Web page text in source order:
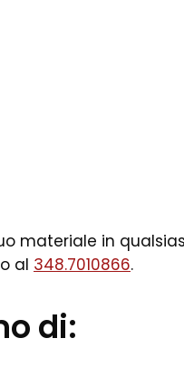
materiale in
o al 348.7010866.
di: